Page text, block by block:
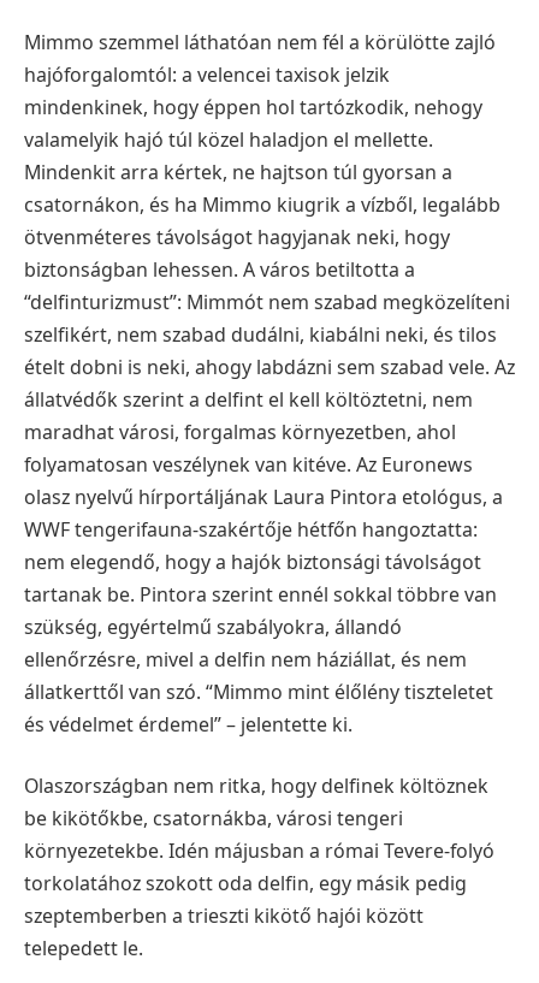
Mimmo szemmel láthatóan nem fél a körülötte zajló
hajóforgalomtól: a velencei taxisok jelzik
mindenkinek, hogy éppen hol tartózkodik, nehogy
valamelyik hajó túl közel haladjon el mellette.
Mindenkit arra kértek, ne hajtson túl gyorsan a
csatornákon, és ha Mimmo kiugrik a vízből, legalább
ötvenméteres távolságot hagyjanak neki, hogy
biztonságban lehessen. A város betiltotta a
“delfinturizmust”: Mimmót nem szabad megközelíteni
szelfikért, nem szabad dudálni, kiabálni neki, és tilos
ételt dobni is neki, ahogy labdázni sem szabad vele. Az
állatvédők szerint a delfint el kell költöztetni, nem
maradhat városi, forgalmas környezetben, ahol
folyamatosan veszélynek van kitéve. Az Euronews
olasz nyelvű hírportáljának Laura Pintora etológus, a
WWF tengerifauna-szakértője hétfőn hangoztatta:
nem elegendő, hogy a hajók biztonsági távolságot
tartanak be. Pintora szerint ennél sokkal többre van
szükség, egyértelmű szabályokra, állandó
ellenőrzésre, mivel a delfin nem háziállat, és nem
állatkerttől van szó. “Mimmo mint élőlény tiszteletet
és védelmet érdemel” – jelentette ki.
Olaszországban nem ritka, hogy delfinek költöznek
be kikötőkbe, csatornákba, városi tengeri
környezetekbe. Idén májusban a római Tevere-folyó
torkolatához szokott oda delfin, egy másik pedig
szeptemberben a trieszti kikötő hajói között
telepedett le.